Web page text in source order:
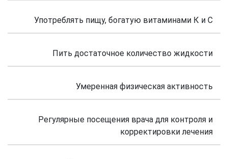
Употреблять пищу, богатую витаминами К и С
Пить достаточное количество жидкости
Умеренная физическая активность
Регулярные посещения врача для контроля и
корректировки лечения